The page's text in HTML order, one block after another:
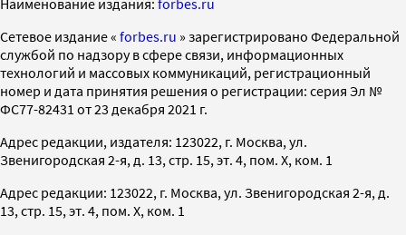
Cетевое издание « forbes.ru » зарегистрировано Федеральной
службой по надзору в сфере связи, информационных
технологий и массовых коммуникаций, регистрационный
номер и дата принятия решения о регистрации: серия Эл №
ФС77-82431 от 23 декабря 2021 г.
Адрес редакции, издателя: 123022, г. Москва, ул.
Звенигородская 2-я, д. 13, стр. 15, эт. 4, пом. X, ком. 1
Адрес редакции: 123022, г. Москва, ул. Звенигородская 2-я, д.
13, стр. 15, эт. 4, пом. X, ком. 1